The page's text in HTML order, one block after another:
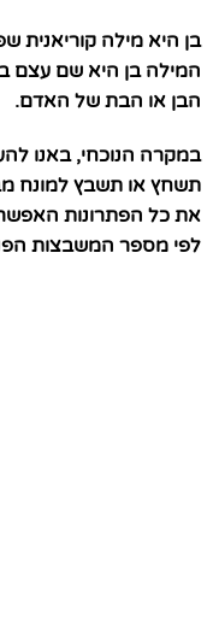
בן היא מילה קוריאנית
המילה בן היא שם עצם
הבן או הבת של האדם.
במקרה הנוכחי, באנו
תשחץ או תשבץ למונח
את כל הפתרונות
לפי מספר המשבצות